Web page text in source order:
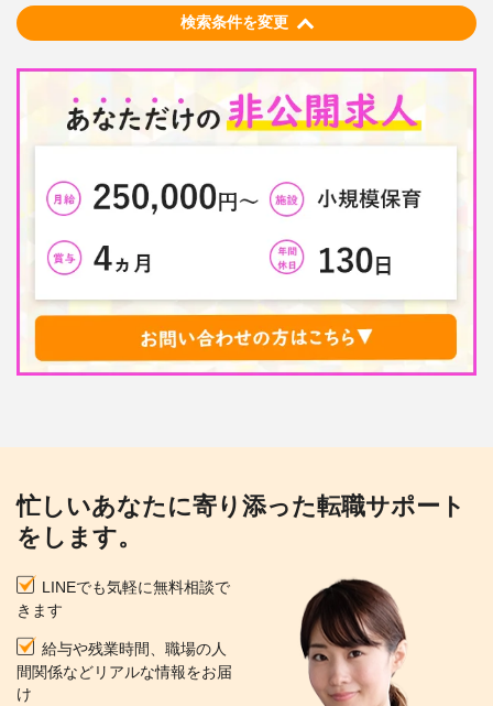
★ICT技術を導入し事務作業や午睡時の安全確認、保護者
の方とのやり取り等を効率化されています
★子どもたち一人一人と向き合った保育を実施していま
検索条件を変更
忙しいあなたに寄り添った転職サポート
をします。
LINEでも気軽に無料相談で
きます
給与や残業時間、職場の人
間関係などリアルな情報をお届
け